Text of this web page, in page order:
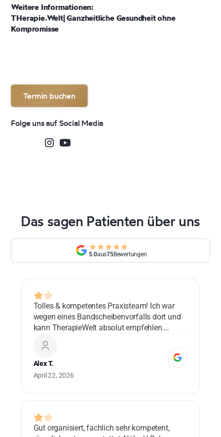
Weitere Informationen:
THerapie.Welt| Ganzheitliche Gesundheit ohne
Kompromisse
Termin buchen
Folge uns auf Social Media
Das sagen Patienten über uns
5.0aus75Bewertungen
Tolles & kompetentes Praxisteam! Ich war
wegen eines Bandscheibenvorfalls dort und
kann TherapieWelt absolut empfehlen.
Alex T.
April 22, 2026
Gut organisiert, fachlich sehr kompetent,